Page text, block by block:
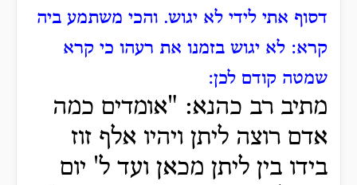
דסוף אתי לידי לא יגוש. והכי משתמע ביה
קרא: לא יגוש בזמנו את רעהו כי קרא
שמטה קודם לכן:
מתיב רב כהנא: "אומדים כמה
אדם רוצה ליתן ויהיו אלף זוז
בידו בין ליתן מכאן ועד ל' יום